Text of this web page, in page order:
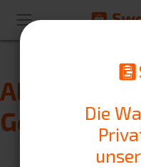
Allgemeine
Die